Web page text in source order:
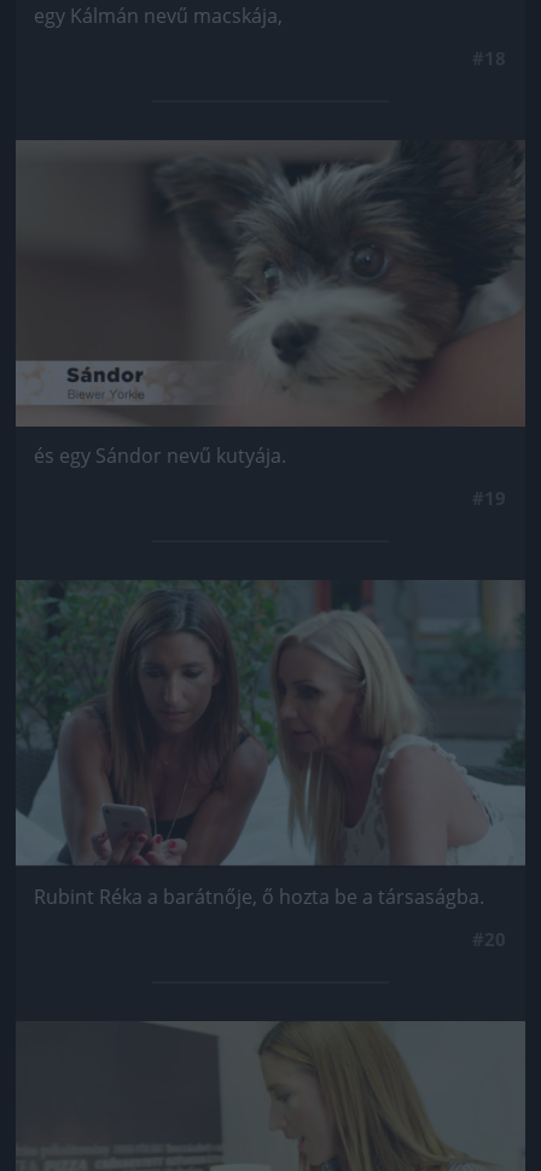
egy Kálmán nevű macskája,
Jön még kép!
és egy Sándor nevű kutyája.
Jön még kép!
Rubint Réka a barátnője, ő hozta be a társaságba.
Jön még kép!